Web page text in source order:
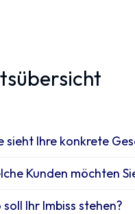
sieht Ihre konkrete
Kunden möchten
soll Ihr Imbiss stehen?